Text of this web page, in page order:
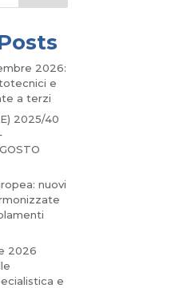
2026:
e
a terzi
2025/40
nuovi
2026
e